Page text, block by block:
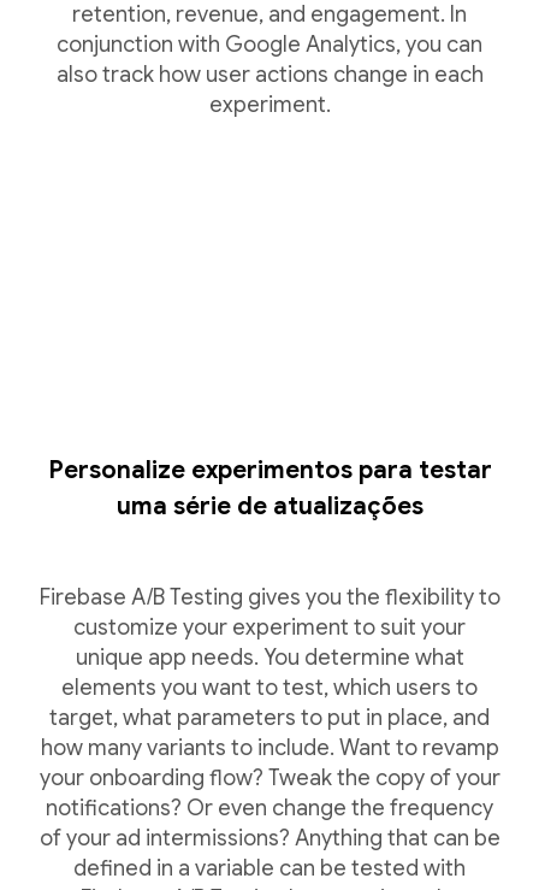
retention, revenue, and engagement. In
conjunction with Google Analytics, you can
also track how user actions change in each
experiment.
Personalize experimentos para testar
uma série de atualizações
Firebase A/B Testing gives you the flexibility to
customize your experiment to suit your
unique app needs. You determine what
elements you want to test, which users to
target, what parameters to put in place, and
how many variants to include. Want to revamp
your onboarding flow? Tweak the copy of your
notifications? Or even change the frequency
of your ad intermissions? Anything that can be
defined in a variable can be tested with